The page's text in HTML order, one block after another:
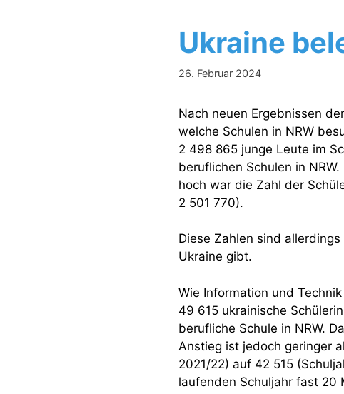
Ukraine
26. Februar 2024
Nach neuen Ergebnissen
welche Schulen in NRW
2 498 865 junge Leute im
beruflichen Schulen in
hoch war die Zahl der
2 501 770).
Diese Zahlen sind
Ukraine gibt.
Wie Information und
49 615 ukrainische
berufliche Schule in NRW.
Anstieg ist jedoch geringer
2021/22) auf 42 515
laufenden Schuljahr fast 20